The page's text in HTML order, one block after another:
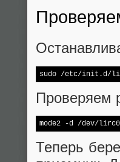
Проверяем
mode2 -d
Теперь